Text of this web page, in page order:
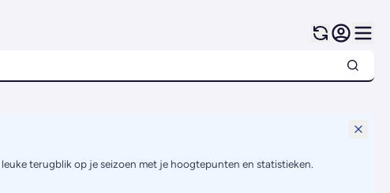
terugblik op je seizoen met je hoogtepunten en statistieken.